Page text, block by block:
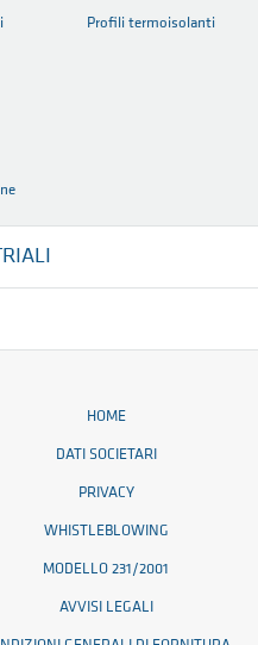
Profili termoisolanti
HOME
DATI SOCIETARI
PRIVACY
WHISTLEBLOWING
MODELLO 231/2001
AVVISI LEGALI